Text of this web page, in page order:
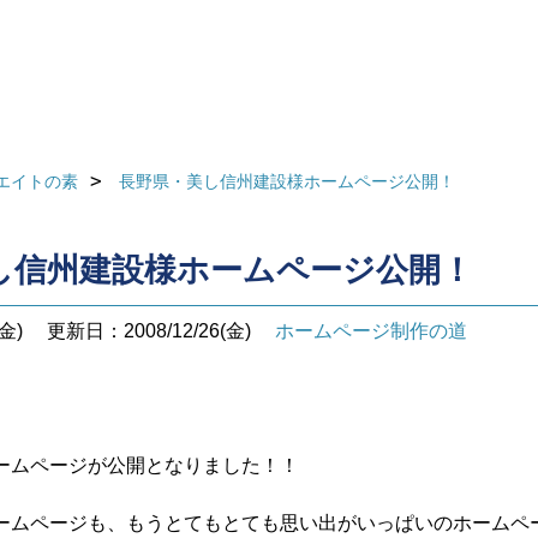
イトの素 長野県・美し信州建設様ホームページ公開！
信州建設様ホームページ公開！
) 更新日：2008/12/26(金) ホームページ制作の道
ページが公開となりました！！
ムページも、もうとてもとても思い出がいっぱいのホームペ